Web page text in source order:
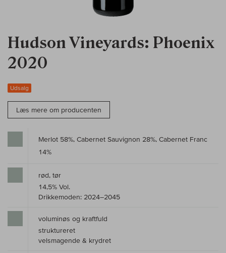
Hudson Vineyards: Phoenix
2020
Udsalg
Læs mere om producenten
Merlot 58%, Cabernet Sauvignon 28%, Cabernet Franc
14%
rød, tør
14,5% Vol.
Drikkemoden: 2024–2045
voluminøs og kraftfuld
struktureret
velsmagende & krydret